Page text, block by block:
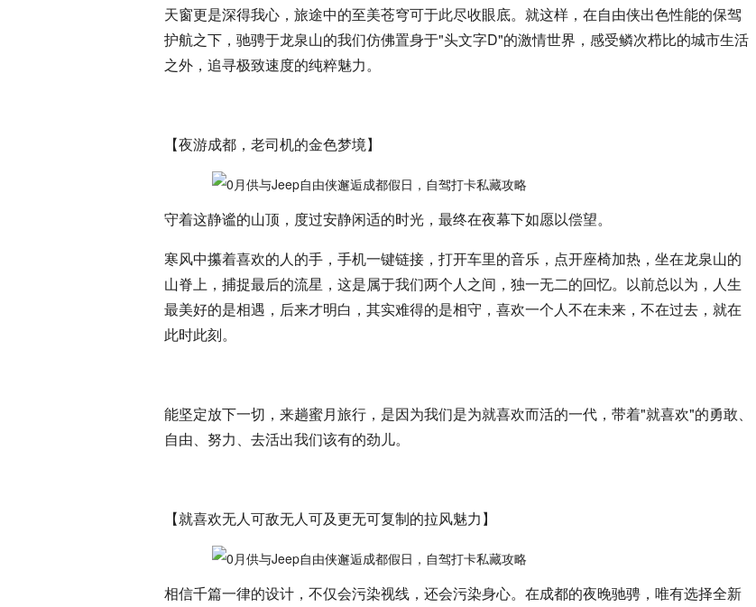
天窗更是深得我心，旅途中的至美苍穹可于此尽收眼底。就这样，在自由侠出色性能的保驾
护航之下，驰骋于龙泉山的我们仿佛置身于"头文字D"的激情世界，感受鳞次栉比的城市生活
之外，追寻极致速度的纯粹魅力。
【夜游成都，老司机的金色梦境】
守着这静谧的山顶，度过安静闲适的时光，最终在夜幕下如愿以偿望。
寒风中攥着喜欢的人的手，手机一键链接，打开车里的音乐，点开座椅加热，坐在龙泉山的
山脊上，捕捉最后的流星，这是属于我们两个人之间，独一无二的回忆。以前总以为，人生
最美好的是相遇，后来才明白，其实难得的是相守，喜欢一个人不在未来，不在过去，就在
此时此刻。
能坚定放下一切，来趟蜜月旅行，是因为我们是为就喜欢而活的一代，带着"就喜欢"的勇敢、
自由、努力、去活出我们该有的劲儿。
【就喜欢无人可敌无人可及更无可复制的拉风魅力】
相信千篇一律的设计，不仅会污染视线，还会污染身心。在成都的夜晚驰骋，唯有选择全新